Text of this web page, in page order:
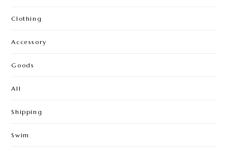
Clothing
Accessory
Goods
All
Shipping
Swim